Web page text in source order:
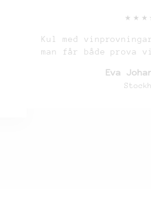
Kul med
man får både prova
Eva